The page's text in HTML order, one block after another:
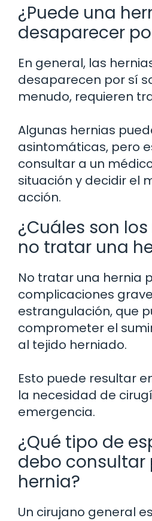
¿Puede una
desaparecer
En general, las
desaparecen por sí
menudo, requieren
Algunas hernias
asintomáticas, pero
consultar a un
situación y decidir el
acción.
¿Cuáles son
no tratar una
No tratar una hernia
complicaciones
estrangulación, que
comprometer el
al tejido herniado.
Esto puede resultar
la necesidad de
emergencia.
¿Qué tipo de
debo consultar
hernia?
Un cirujano general